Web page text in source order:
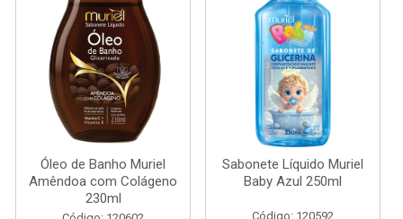
Óleo de Banho Muriel
Amêndoa com Colágeno
230ml
Sabonete Líquido Muriel
Baby Azul 250ml
Código: 120592